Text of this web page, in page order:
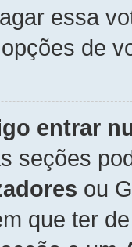
essa
de
entrar
seções
ou
que ter